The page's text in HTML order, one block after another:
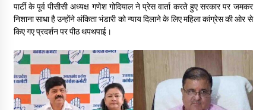
Thought Of The Day 14 May
Thought Of The Day 13 May
May 13, 2022
पार्टी के पूर्व पीसीसी अध्यक्ष गणेश गोदियाल ने प्रेस वार्ता करते हुए सरकार पर जमकर
निशाना साधा है उन्होंने अंकिता भंडारी को न्याय दिलाने के लिए महिला कांग्रेस की ओर से
किए गए प्रदर्शन पर पीठ थपथपाई।